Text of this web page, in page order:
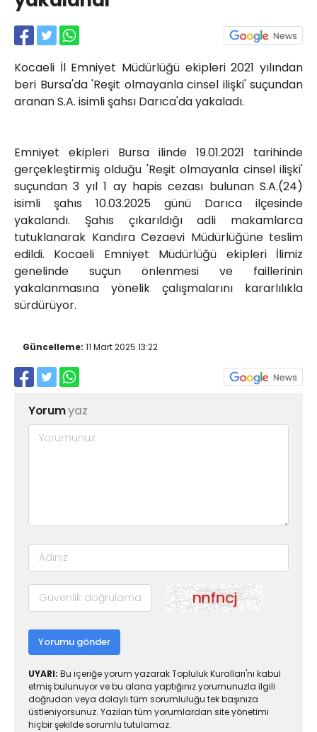
Kocaeli İl Emniyet Müdürlüğü ekipleri 2021 yılından
beri Bursa'da 'Reşit olmayanla cinsel ilişki' suçundan
aranan S.A. isimli şahsı Darıca'da yakaladı.
Emniyet ekipleri Bursa ilinde 19.01.2021 tarihinde
gerçekleştirmiş olduğu 'Reşit olmayanla cinsel ilişki'
suçundan 3 yıl 1 ay hapis cezası bulunan S.A.(24)
isimli şahıs 10.03.2025 günü Darıca ilçesinde
yakalandı. Şahıs çıkarıldığı adli makamlarca
tutuklanarak Kandıra Cezaevi Müdürlüğüne teslim
edildi. Kocaeli Emniyet Müdürlüğü ekipleri İlimiz
genelinde suçun önlenmesi ve faillerinin
yakalanmasına yönelik çalışmalarını kararlılıkla
sürdürüyor.
Güncelleme: 11 Mart 2025 13:22
Yorumyaz
Yorumu gönder
UYARI: Bu içeriğe yorum yazarak Topluluk Kuralları'nı kabul
etmiş bulunuyor ve bu alana yaptığınız yorumunuzla ilgili
doğrudan veya dolaylı tüm sorumluluğu tek başınıza
üstleniyorsunuz. Yazılan tüm yorumlardan site yönetimi
hiçbir şekilde sorumlu tutulamaz.
Yahya Kaptan Mahallesi
Akkavaklar Caddesi No:17/4 İzmit-
kocaelisokak@gmail.com